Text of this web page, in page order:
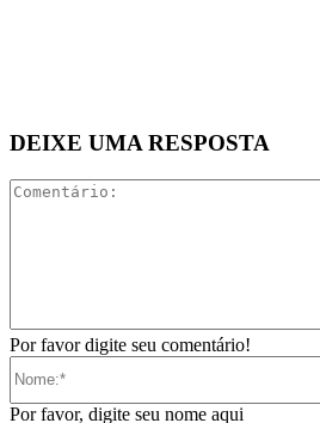
DEIXE UMA RESPOSTA
Por favor digite seu comentário!
Por favor, digite seu nome aqui